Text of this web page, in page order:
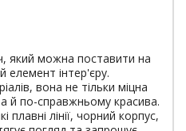
який можна поставити на
елемент інтер'єру.
вона не тільки міцна
а й по-справжньому красива.
лінії, чорний корпус,